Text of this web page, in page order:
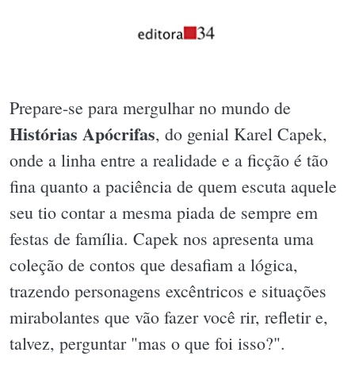
Prepare-se para mergulhar no mundo de
Histórias Apócrifas, do genial Karel Capek,
onde a linha entre a realidade e a ficção é tão
fina quanto a paciência de quem escuta aquele
seu tio contar a mesma piada de sempre em
festas de família. Capek nos apresenta uma
coleção de contos que desafiam a lógica,
trazendo personagens excêntricos e situações
mirabolantes que vão fazer você rir, refletir e,
talvez, perguntar "mas o que foi isso?".